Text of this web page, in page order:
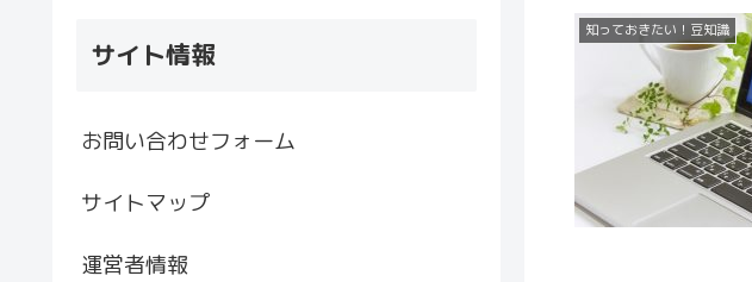
知っておきたい！豆知識
サイト情報
お問い合わせフォーム
サイトマップ
運営者情報